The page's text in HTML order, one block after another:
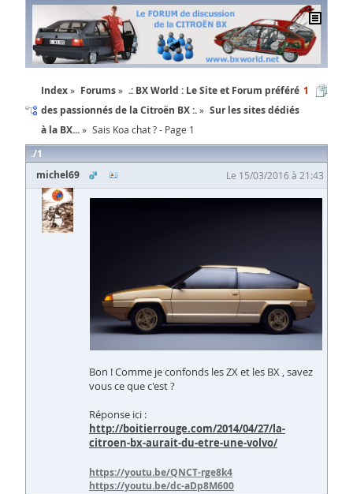
Index Forums
.: BX World : Le Site et Forum préféré
des passionnés de la Citroën BX :.
Sur les sites dédiés
à la BX...
Sais Koa chat ? - Page 1
1
1
michel69
Le 15/03/2016 à 21:43
Bon ! Comme je confonds les ZX et les BX , savez
vous ce que c'est ?
Réponse ici :
http://boitierrouge.com/2014/04/27/la-
citroen-bx-aurait-du-etre-une-volvo/
https://youtu.be/QNCT-rge8k4
https://youtu.be/dc-aDp8M600